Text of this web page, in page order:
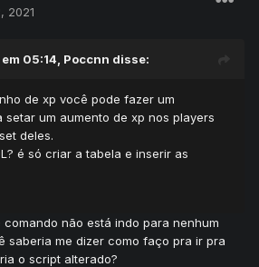
2021
05:14, Poccnn disse:
de xp você pode fazer um
um aumento de xp nos players
deles.
é só criar a tabela e inserir as
não está indo para nenhum
saberia me dizer como faço pra ir pra
o script alterado?